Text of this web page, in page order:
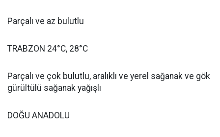
Parçalı ve az bulutlu
TRABZON 24°C, 28°C
Parçalı ve çok bulutlu, aralıklı ve yerel sağanak ve gök
gürültülü sağanak yağışlı
DOĞU ANADOLU